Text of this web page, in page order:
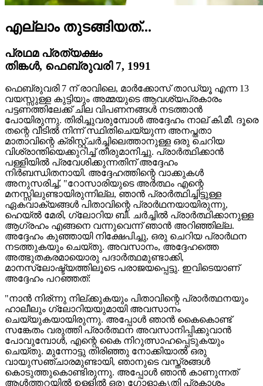
എല്ലാം തുടങ്ങിയത്...
പ്രഥമ പ്രത്യക്ഷം
തിങ്കൾ, ഫെബ്രുവരി 7, 1991
ഫെബ്രുവരി 7 ന് രാവിലെ, മാർക്കോസ് താഡ്യൂ എന്ന 13
വയസ്സുള്ള കുട്ടിയും അമ്മയുടെ ആവശ്യപ്രകാരം
പട്ടണത്തിലേക്ക് ചില വിപണനങ്ങൾ നടത്താൻ
പോയിരുന്നു. തിരിച്ചുവരുമ്പോൾ അദ്ദേഹം നാല് കി.മീ. ദൂരെ
തന്റെ വീടിൽ നിന്ന് സ്ഥിതിചെയ്യുന്ന അനപ്തതാ
മാതാവിന്റെ ക്രിസ്റ്റ്ചർച്ചിലെത്താനുള്ള ഒരു ചെറിയ
വിശ്രാന്തിയെക്കുറിച്ച് തീരുമാനിച്ചു. പ്രാർത്ഥിക്കാൻ
പള്ളിയിൽ പ്രവേശിക്കുന്നതിന് അദ്ദേഹം
നിർബന്ധിതനായി. അദ്ദേഹത്തിന്റെ വാക്കുകൾ
അനുസരിച്ച്, "റോസാരിയുടെ അർത്ഥം എന്റെ
മനസ്സിലുണ്ടായിരുന്നില്ല, ഞാൻ പ്രാർത്ഥിച്ചിട്ടുള്ള
ഏകവാക്യങ്ങൾ പിതാവിന്റെ പ്രാർഥനയായിരുന്നു,
ഹെയ്‌ൽ മേരി, ഗ്ലോറിയ ബീ. ചർച്ചിൽ പ്രാർത്ഥിക്കാനുള്ള
ആഗ്രഹം എങ്ങനെ വന്നുവെന്ന് ഞാൻ അറിഞ്ഞില്ല.
അദ്ദേഹം കുഞ്ഞായി നിക്ഷേപിച്ചു, ഒരു ചെറിയ പ്രാർഥന
നടത്തുകയും ചെയ്തു. അവസാനം, അദ്ദേഹത്തെ
അത്ഭുതകരമായൊരു പദാർത്ഥമുണ്ടാക്കി,
മാനസ്‌ലോഷ്ട്യത്തിലൂടെ പരാജയപ്പെട്ടു. ഇവിടെയാണ്
അദ്ദേഹം പറഞ്ഞത്:
"നാന്‍ നിര്ന്നു നില്ക്കുകയും പിതാവിന്റെ പ്രാർത്ഥനയും
ഹാലീലും ഗ്ലോറിയയുമായി അവസാനം
ചെയ്യുകയായിരുന്നു. അപ്പോൾ ഞാൻ കൈകൊണ്ട്
സങ്കേതം വരുത്തി പ്രാർത്ഥന അവസാനിപ്പിക്കുവാൻ
പോവുമ്പോള്‍, എന്റെ കൈ നിറുത്സാഹപ്പെടുകയും
ചെയ്തു. മുന്നോട്ടു തിരിഞ്ഞു നോക്കിയാൽ ഒരു
വായുസഞ്ചാരമുണ്ടായി, ഞാനുടെ വസ്ത്രങ്ങൾ
കൊടുത്തുകൊണ്ടിരുന്നു. അപ്പോൾ ഞാൻ കാണുന്നത്
ആൾത്തറയില്‍ ഉള്ളിൽ ഒരു ഗോളാകൃതി പ്രകാശം